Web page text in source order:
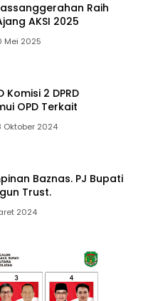
Raih
AKSI 2025
Mei 2025
Komisi 2 DPRD
OPD Terkait
Oktober 2024
Baznas. PJ Bupati
Trust.
2024